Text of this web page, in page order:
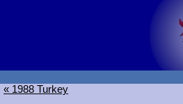
« 1988 Turkey